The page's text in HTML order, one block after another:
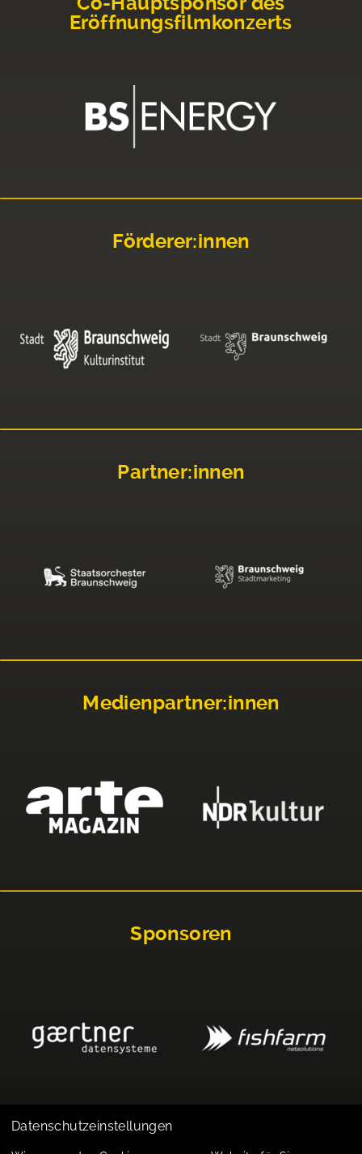
Eröffnungsfilmkonzerts
Förderer:innen
Partner:innen
Medienpartner:innen
Sponsoren
Datenschutzeinstellungen